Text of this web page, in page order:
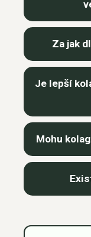
Za jak
Je lepší
Mohu